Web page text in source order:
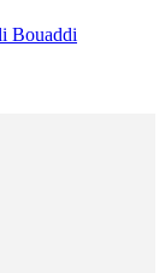
Bouaddi